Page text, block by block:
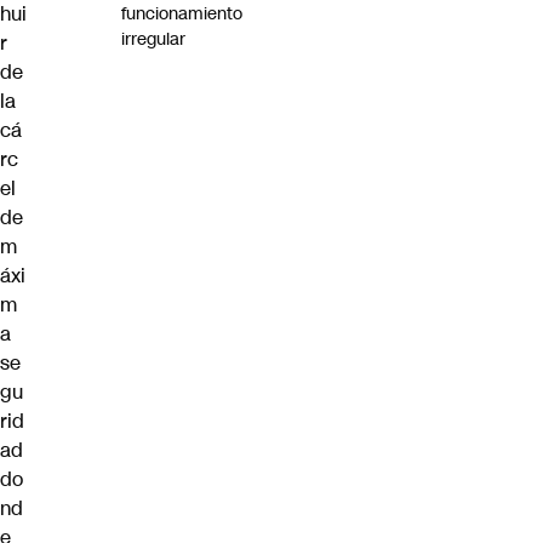
hui
r
de
la
cá
rc
el
de
m
áxi
m
a
se
gu
rid
ad
do
nd
e
funcionamiento
irregular